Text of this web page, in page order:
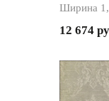
Ширина
12 674